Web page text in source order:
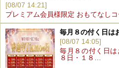
[08/07 14:21]
プレミアム会員様限定 おもてなし
毎月８の付く日は
[08/07 14:05]
毎月８の付く日
８日・１８…